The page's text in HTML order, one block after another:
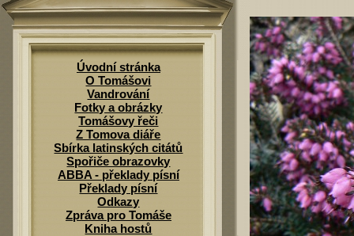
Úvodní stránka
O Tomášovi
Vandrování
Fotky a obrázky
Tomášovy řeči
Z Tomova diáře
Sbírka latinských citátů
Spořiče obrazovky
ABBA - překlady písní
Překlady písní
Odkazy
Zpráva pro Tomáše
Kniha hostů